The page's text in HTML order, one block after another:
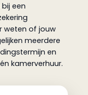
een
weten of jouw
meerdere
en
kamerverhuur.